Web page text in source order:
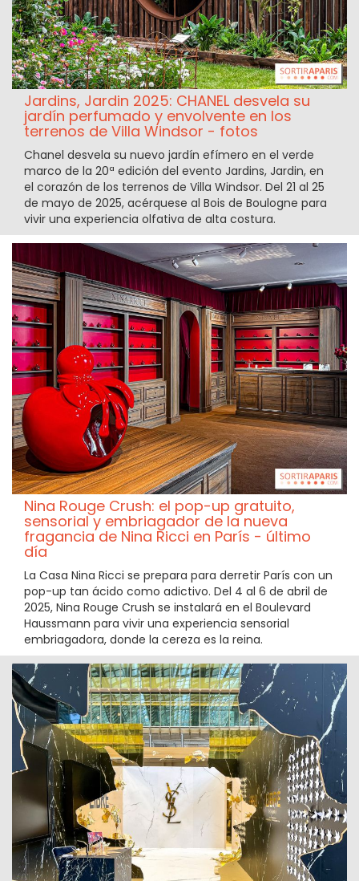
Jardins, Jardin 2025: CHANEL desvela su
jardín perfumado y envolvente en los
terrenos de Villa Windsor - fotos
Chanel desvela su nuevo jardín efímero en el verde
marco de la 20ª edición del evento Jardins, Jardin, en
el corazón de los terrenos de Villa Windsor. Del 21 al 25
de mayo de 2025, acérquese al Bois de Boulogne para
vivir una experiencia olfativa de alta costura.
Nina Rouge Crush: el pop-up gratuito,
sensorial y embriagador de la nueva
fragancia de Nina Ricci en París - último
día
La Casa Nina Ricci se prepara para derretir París con un
pop-up tan ácido como adictivo. Del 4 al 6 de abril de
2025, Nina Rouge Crush se instalará en el Boulevard
Haussmann para vivir una experiencia sensorial
embriagadora, donde la cereza es la reina.